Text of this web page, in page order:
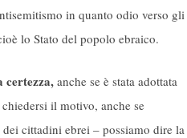
in quanto odio verso gli
lo Stato del popolo ebraico.
certezza, anche se è stata adottata
il motivo, anche se
cittadini ebrei – possiamo dire la